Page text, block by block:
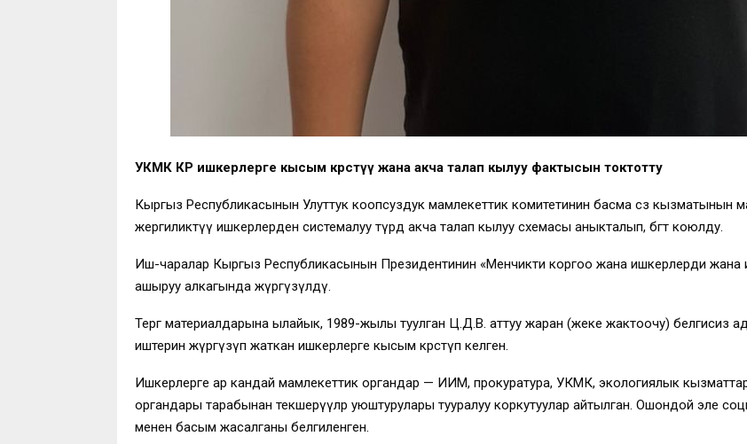
УКМК КР ишкерлерге кысым көрсөтүү жана акча талап кылуу фактысын токтотту
Кыргыз Республикасынын Улуттук коопсуздук мамлекеттик комитетинин басма сөз
жергиликтүү ишкерлерден системалуу түрдө акча талап кылуу схемасы аныкталып, бөгөт коюлду.
Иш-чаралар Кыргыз Республикасынын Президентинин «Менчикти коргоо жана ишкерлерди жана
ашыруу алкагында жүргүзүлдү.
Тергөө материалдарына ылайык, 1989-жылы туулган Ц.Д.В. аттуу жаран (жеке жактоочу) белгисиз
иштерин жүргүзүп жаткан ишкерлерге кысым көрсөтүп келген.
Ишкерлерге ар кандай мамлекеттик органдар — ИИМ, прокуратура, УКМК, экологиялык
органдары тарабынан текшерүүлөр уюштурулары тууралуу коркутуулар айтылган. Ошондой эле
менен басым жасалганы белгиленген.